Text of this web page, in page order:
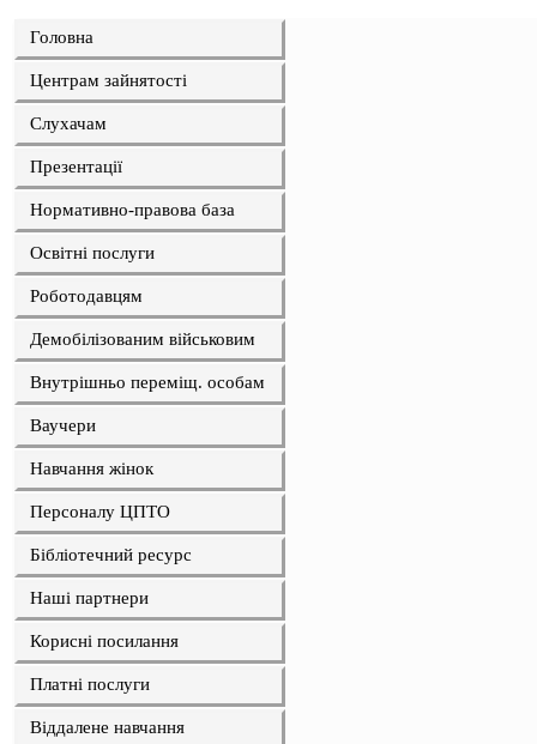
Головна
Центрам зайнятості
Слухачам
Презентації
Нормативно-правова база
Освітні послуги
Роботодавцям
Демобілізованим військовим
Внутрішньо переміщ. особам
Ваучери
Навчання жінок
Персоналу ЦПТО
Бібліотечний ресурс
Наші партнери
Корисні посилання
Платні послуги
Віддалене навчання